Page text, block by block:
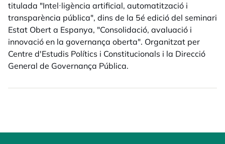
titulada "Intel·ligència artificial, automatització i
transparència pública", dins de la 5é edició del seminari
Estat Obert a Espanya, "Consolidació, avaluació i
innovació en la governança oberta". Organitzat per
Centre d'Estudis Polítics i Constitucionals i la Direcció
General de Governança Pública.